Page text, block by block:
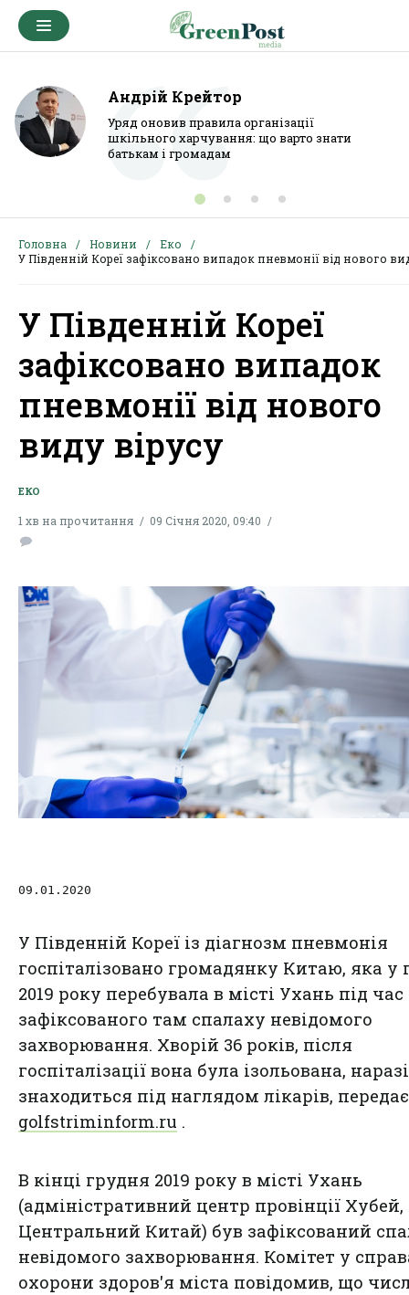
Андрій Крейтор
Уряд оновив правила організації
шкільного харчування: що варто знати
батькам і громадам
Головна Новини
Еко
У Південній Кореї зафіксовано випадок пневмонії від нового
У Південній Кореї
зафіксовано випадок
пневмонії від нового
виду вірусу
ЕКО
1 хв на прочитання 09 Січня 2020, 09:40
09.01.2020
У Південній Кореї із діагнозм пневмонія
госпіталізовано громадянку Китаю, яка у
2019 року перебувала в місті Ухань під час
зафіксованого там спалаху невідомого
захворювання. Хворій 36 років, після
госпіталізації вона була ізольована, наразі
знаходиться під наглядом лікарів, передає
golfstriminform.ru .
В кінці грудня 2019 року в місті Ухань
(адміністративний центр провінції Хубей,
Центральний Китай) був зафіксований
невідомого захворювання. Комітет у
охорони здоров'я міста повідомив, що